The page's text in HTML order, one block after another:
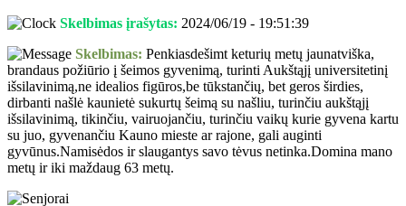
Skelbimas įrašytas: 2024/06/19 - 19:51:39
Skelbimas: Penkiasdešimt keturių metų jaunatviška,
brandaus požiūrio į šeimos gyvenimą, turinti Aukštąjį universitetinį
išsilavinimą,ne idealios figūros,be tūkstančių, bet geros širdies,
dirbanti našlė kaunietė sukurtų šeimą su našliu, turinčiu aukštąjį
išsilavinimą, tikinčiu, vairuojančiu, turinčiu vaikų kurie gyvena kartu
su juo, gyvenančiu Kauno mieste ar rajone, gali auginti
gyvūnus.Namisėdos ir slaugantys savo tėvus netinka.Domina mano
metų ir iki maždaug 63 metų.